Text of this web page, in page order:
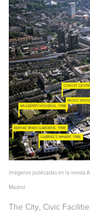
Imágenes publicadas en la revista
Madrid
The City Civic